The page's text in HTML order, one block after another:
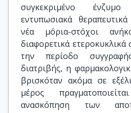
συγκεκριμένο
εντυπωσιακά
νέα μόρια-στόχοι
διαφορετικά
την περίοδο
διατριβής, η
βρισκόταν ακόμα σε
μέρος
ανασκόπηση των